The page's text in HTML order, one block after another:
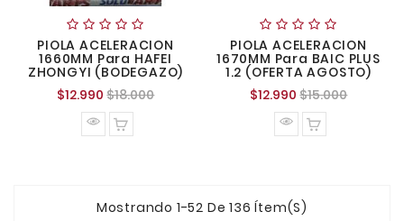
PIOLA ACELERACION
1660MM Para HAFEI
ZHONGYI (BODEGAZO)
$12.990 Precio
normal
$18.000Precio
PIOLA ACELERACION
1670MM Para BAIC PLUS
1.2 (OFERTA AGOSTO)
$12.990 Precio
normal
$15.000Precio
Mostrando 1-52 De 136 Ítem(s)